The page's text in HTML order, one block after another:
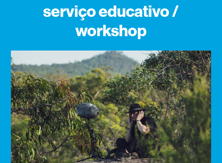
serviço educativo /
workshop